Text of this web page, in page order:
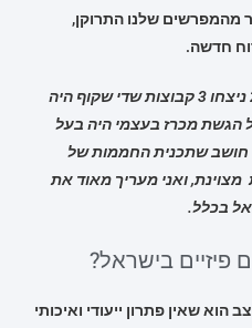
מהמפרשים שלנו התרוקן,
חדשה.
הערת עריכה: במכרזים של 2015 ניצחו 3 קבוצות שדי שקוף היה
הגשת מכרז בעצמי היה בעל
חושב שתכנית החממות של
ואני מעריך מאוד את
בכלל.
פיזיים בישראל?
השורות (2016), המצב הוא שאין פתרון ייעודי ואיכותי